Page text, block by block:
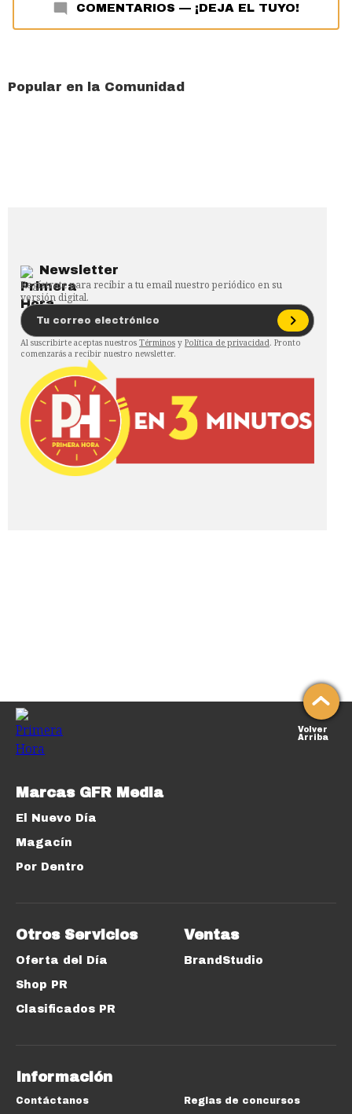
COMENTARIOS — ¡DEJA EL TUYO!
Popular en la Comunidad
Newsletter
Regístrate para recibir a tu email nuestro periódico en su
versión digital.
Al suscribirte aceptas nuestros Términos y Política de privacidad. Pronto
comenzarás a recibir nuestro newsletter.
Volver
Arriba
Marcas GFR Media
El Nuevo Día
Magacín
Por Dentro
Otros Servicios
Oferta del Día
Shop PR
Clasificados PR
Ventas
BrandStudio
Información
Contáctanos Reglas de concursos